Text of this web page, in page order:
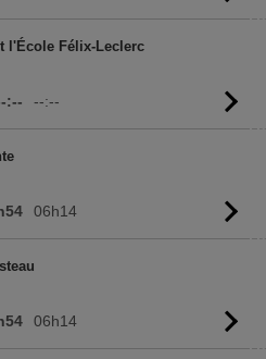
l'École Félix-Leclerc
:-- --:--
06h14
06h14